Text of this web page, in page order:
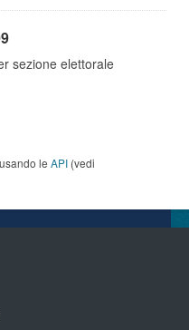
sezione elettorale
le API (vedi